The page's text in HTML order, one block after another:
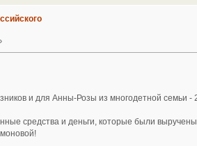
и для Анны-Розы из многодетной семьи -
средства и деньги, которые были